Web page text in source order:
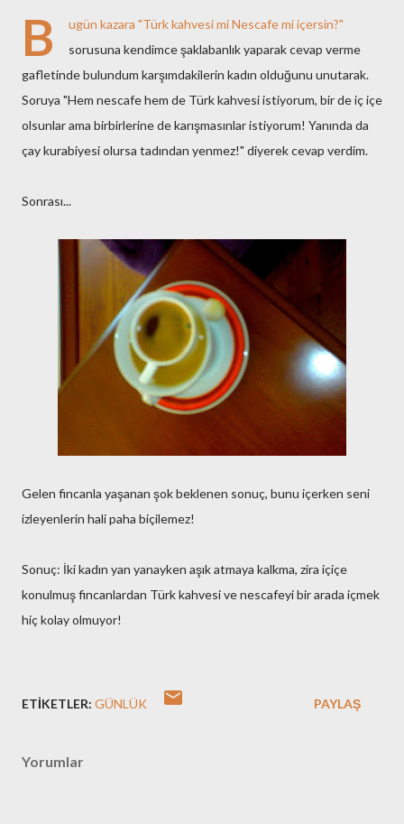
B
ugün kazara "Türk kahvesi mi Nescafe mi içersin?"
sorusuna kendimce şaklabanlık yaparak cevap verme
gafletinde bulundum karşımdakilerin kadın olduğunu unutarak.
Soruya "Hem nescafe hem de Türk kahvesi istiyorum, bir de iç içe
olsunlar ama birbirlerine de karışmasınlar istiyorum! Yanında da
çay kurabiyesi olursa tadından yenmez!" diyerek cevap verdim.
Sonrası...
Gelen fincanla yaşanan şok beklenen sonuç, bunu içerken seni
izleyenlerin hali paha biçilemez!
Sonuç: İki kadın yan yanayken aşık atmaya kalkma, zira içiçe
konulmuş fincanlardan Türk kahvesi ve nescafeyi bir arada içmek
hiç kolay olmuyor!
ETIKETLER: GÜNLÜK PAYLAŞ
Yorumlar